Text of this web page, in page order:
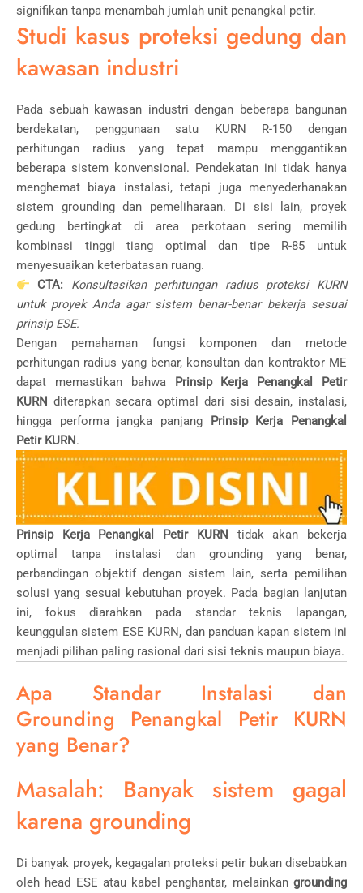
signifikan tanpa menambah jumlah unit penangkal petir.
Studi kasus proteksi gedung dan
kawasan industri
Pada sebuah kawasan industri dengan beberapa bangunan
berdekatan, penggunaan satu KURN R-150 dengan
perhitungan radius yang tepat mampu menggantikan
beberapa sistem konvensional. Pendekatan ini tidak hanya
menghemat biaya instalasi, tetapi juga menyederhanakan
sistem grounding dan pemeliharaan. Di sisi lain, proyek
gedung bertingkat di area perkotaan sering memilih
kombinasi tinggi tiang optimal dan tipe R-85 untuk
menyesuaikan keterbatasan ruang.
CTA:
Konsultasikan perhitungan radius proteksi KURN
untuk proyek Anda agar sistem benar-benar bekerja sesuai
prinsip ESE.
Dengan pemahaman fungsi komponen dan metode
perhitungan radius yang benar, konsultan dan kontraktor ME
dapat memastikan bahwa Prinsip Kerja Penangkal Petir
KURN diterapkan secara optimal dari sisi desain, instalasi,
hingga performa jangka panjang Prinsip Kerja Penangkal
Petir KURN.
Prinsip Kerja Penangkal Petir KURN tidak akan bekerja
optimal tanpa instalasi dan grounding yang benar,
perbandingan objektif dengan sistem lain, serta pemilihan
solusi yang sesuai kebutuhan proyek. Pada bagian lanjutan
ini, fokus diarahkan pada standar teknis lapangan,
keunggulan sistem ESE KURN, dan panduan kapan sistem ini
menjadi pilihan paling rasional dari sisi teknis maupun biaya.
Apa Standar Instalasi dan
Grounding Penangkal Petir KURN
yang Benar?
Masalah: Banyak sistem gagal
karena grounding
Di banyak proyek, kegagalan proteksi petir bukan disebabkan
oleh head ESE atau kabel penghantar, melainkan grounding